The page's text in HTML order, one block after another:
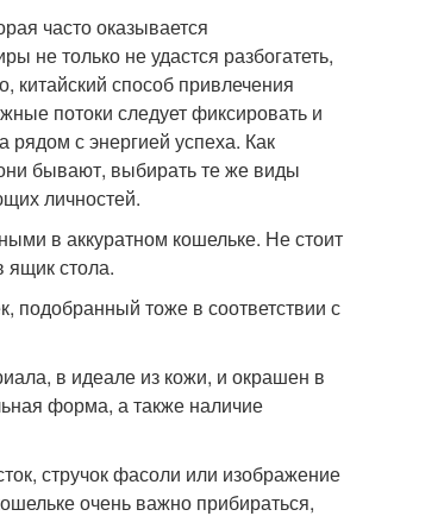
часто оказывается
только не удастся разбогатеть,
способ привлечения
потоки следует фиксировать и
рядом с энергией успеха. Как
бывают, выбирать те же виды
личностей.
в аккуратном кошельке. Не стоит
стола.
подобранный тоже в соответствии с
в идеале из кожи, и окрашен в
форма, а также наличие
стручок фасоли или изображение
очень важно прибираться,